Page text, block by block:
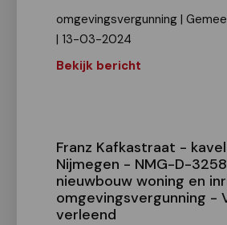
omgevingsvergunning |
| 13-03-2024
Bekijk bericht
Franz Kafkastraat -
Nijmegen - NMG-D-
nieuwbouw woning en
omgevingsvergunning -
verleend